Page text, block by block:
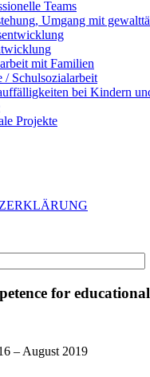
Teams
Umgang mit
mit Familien
/ Schulsozialarbeit
bei Kindern
Projekte
for
– August 2019